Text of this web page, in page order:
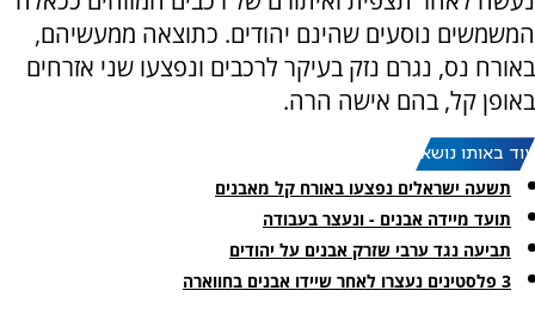
המשמשים נוסעים שהינם יהודים. כתוצאה ממעשיהם,
באורח נס, נגרם נזק בעיקר לרכבים ונפצעו שני אזרחים
באופן קל, בהם אישה הרה.
עוד באותו נושא:
תשעה ישראלים נפצעו באורח קל מאבנים
תועד מיידה אבנים - ונעצר בעבודה
תביעה נגד ערבי שזרק אבנים על יהודים
3 פלסטינים נעצרו לאחר שיידו אבנים בחווארה